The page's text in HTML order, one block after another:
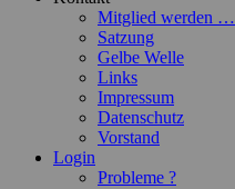
Mitglied werden …
Satzung
Gelbe Welle
Links
Impressum
Datenschutz
Vorstand
Login
Probleme ?